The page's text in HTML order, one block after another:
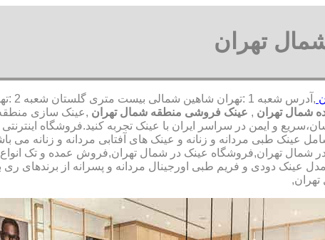
تهران
,آدرس
شمال تهران , عینک فروشی منطقه شمال تهران ,عینک سازی
و ایمن در سراسر ایران با عینک تجربه کنید.فروشگاه اینترنتی
عینک طبی مردانه و زنانه و عینک های آفتابی مردانه و زنانه
شمال تهران,فروشگاه عینک در شمال تهران,فروش عمده و تک انواع
دودی و فریم طبی اورجینال مردانه و پسرانه از برندهای ری